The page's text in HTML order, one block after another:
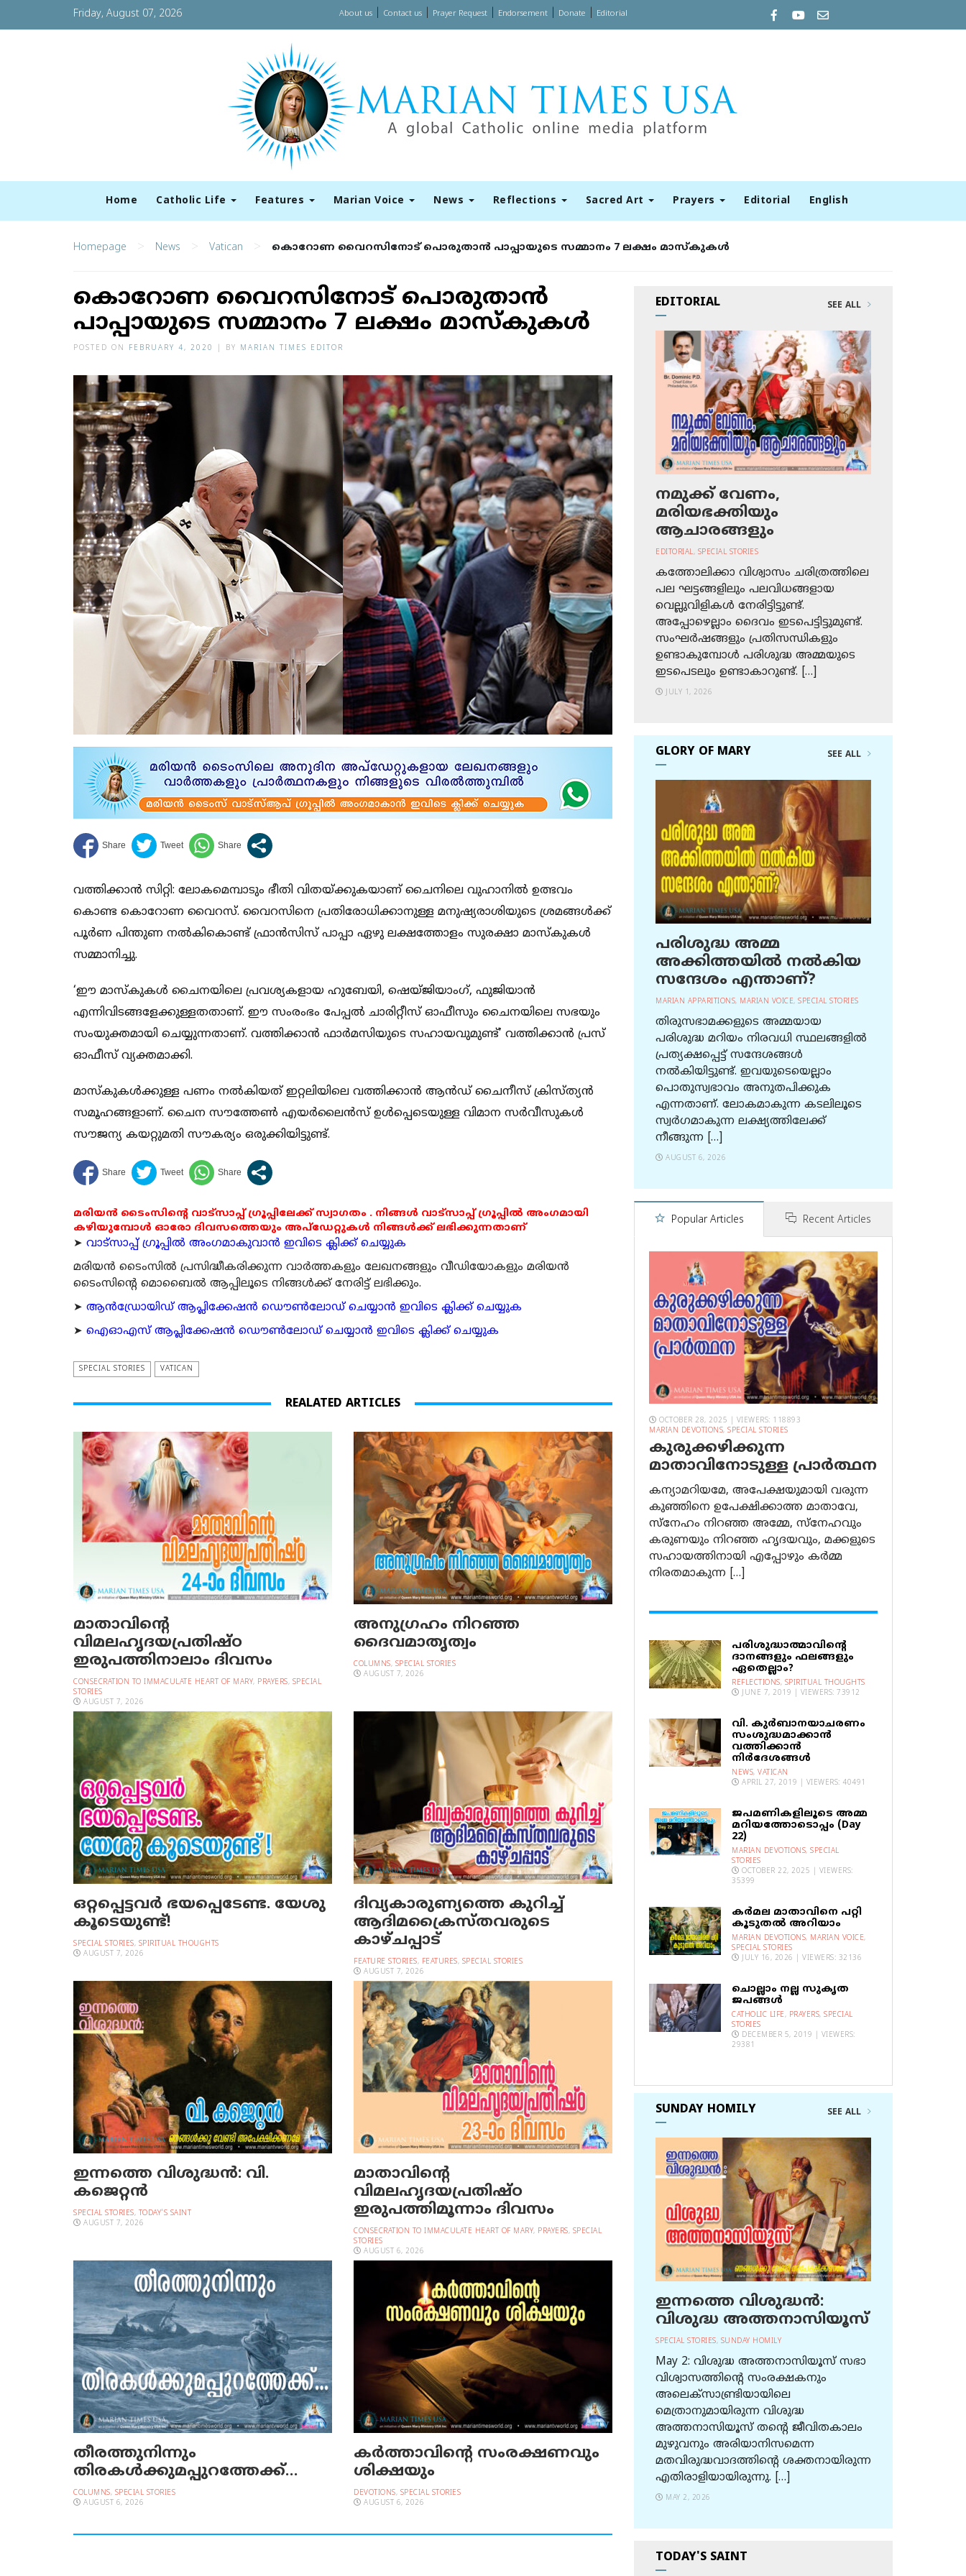
Friday, August 07, 2026 About us| Contact us| Prayer Request| Endorsement| Donate Editorial
Home Catholic Life Features Marian Voice News Reflections Sacred Art Prayers Editorial English
Homepage > News > Vatican > കൊറോണ വൈറസിനോട് പൊരുതാന്‍ പാപ്പായുടെ സമ്മാനം 7 ലക്ഷം മാസ്‌കുകള്‍
കൊറോണ വൈറസിനോട് പൊരുതാന്‍
പാപ്പായുടെ സമ്മാനം 7 ലക്ഷം മാസ്‌കുകള്‍
POSTED ON FEBRUARY 4, 2020 BY MARIAN TIMES EDITOR
വത്തിക്കാന്‍ സിറ്റി: ലോകമെമ്പാടും ഭീതി വിതയ്ക്കുകയാണ് ചൈനിലെ വുഹാനില്‍ ഉത്ഭവം
കൊണ്ട കൊറോണ വൈറസ്. വൈറസിനെ പ്രതിരോധിക്കാനുള്ള മനുഷ്യരാശിയുടെ ശ്രമങ്ങള്‍ക്ക്
പൂര്‍ണ പിന്തുണ നല്‍കികൊണ്ട് ഫ്രാന്‍സിസ് പാപ്പാ ഏഴു ലക്ഷത്തോളം സുരക്ഷാ മാസ്‌കുകള്‍
സമ്മാനിച്ചു.
‘ഈ മാസ്‌കുകള്‍ ചൈനയിലെ പ്രവശ്യകളായ ഹുബേയി, ഷെയ്ജിയാംഗ്, ഫുജിയാന്‍
എന്നിവിടങ്ങളേക്കുള്ളതതാണ്. ഈ സംരംഭം പേപ്പല്‍ ചാരിറ്റീസ് ഓഫീസും ചൈനയിലെ സഭയും
സംയുക്തമായി ചെയ്യുന്നതാണ്. വത്തിക്കാന്‍ ഫാര്‍മസിയുടെ സഹായവുമുണ്ട്’ വത്തിക്കാന്‍ പ്രസ്
ഓഫീസ് വ്യക്തമാക്കി.
മാസ്‌കുകള്‍ക്കുള്ള പണം നല്‍കിയത് ഇറ്റലിയിലെ വത്തിക്കാന്‍ ആന്‍ഡ് ചൈനീസ് ക്രിസ്ത്യന്‍
സമൂഹങ്ങളാണ്. ചൈന സൗത്തേണ്‍ എയര്‍ലൈന്‍സ് ഉള്‍പ്പെടെയുള്ള വിമാന സര്‍വീസുകള്‍
സൗജന്യ കയറ്റുമതി സൗകര്യം ഒരുക്കിയിട്ടുണ്ട്.
മരിയൻ ടൈംസിന്റെ വാട്സാപ്പ് ഗ്രൂപ്പിലേക്ക് സ്വാഗതം . നിങ്ങൾ വാട്സാപ്പ് ഗ്രൂപ്പിൽ അംഗമായി
കഴിയുമ്പോൾ ഓരോ ദിവസത്തെയും അപ്ഡേറ്റുകൾ നിങ്ങൾക്ക് ലഭിക്കുന്നതാണ്
➤ വാട്സാപ്പ് ഗ്രൂപ്പിൽ അംഗമാകുവാൻ ഇവിടെ ക്ലിക്ക് ചെയ്യുക
മരിയന്‍ ടൈംസില്‍ പ്രസിദ്ധീകരിക്കുന്ന വാര്‍ത്തകളും ലേഖനങ്ങളും വീഡിയോകളും മരിയന്‍
ടൈംസിന്റെ മൊബൈല്‍ ആപ്പിലൂടെ നിങ്ങള്‍ക്ക് നേരിട്ട് ലഭിക്കും.
➤ ആന്‍ഡ്രോയിഡ് ആപ്ലിക്കേഷന്‍ ഡൌണ്‍ലോഡ് ചെയ്യാന്‍ ഇവിടെ ക്ലിക്ക് ചെയ്യുക
➤ ഐഓഎസ് ആപ്ലിക്കേഷന്‍ ഡൌണ്‍ലോഡ് ചെയ്യാന്‍ ഇവിടെ ക്ലിക്ക് ചെയ്യുക
SPECIAL STORIES VATICAN
REALATED ARTICLES
മാതാവിന്റെ
വിമലഹൃദയപ്രതിഷ്ഠ
ഇരുപത്തിനാലാം ദിവസം
CONSECRATION TO IMMACULATE HEART OF MARY, PRAYERS, SPECIAL
STORIES
AUGUST 7, 2026
അനുഗ്രഹം നിറഞ്ഞ
ദൈവമാതൃത്വം
COLUMNS, SPECIAL STORIES
AUGUST 7, 2026
ഒറ്റപ്പെട്ടവര്‍ ഭയപ്പെടേണ്ട. യേശു
കൂടെയുണ്ട്!
SPECIAL STORIES, SPIRITUAL THOUGHTS
AUGUST 7, 2026
ദിവ്യകാരുണ്യത്തെ കുറിച്ച്
ആദിമക്രൈസ്തവരുടെ
കാഴ്ചപ്പാട്
FEATURE STORIES, FEATURES, SPECIAL STORIES
AUGUST 7, 2026
ഇന്നത്തെ വിശുദ്ധന്‍: വി.
കജെറ്റന്‍
SPECIAL STORIES, TODAY'S SAINT
AUGUST 7, 2026
മാതാവിന്റെ
വിമലഹൃദയപ്രതിഷ്ഠ
ഇരുപത്തിമൂന്നാം ദിവസം
CONSECRATION TO IMMACULATE HEART OF MARY, PRAYERS, SPECIAL
STORIES
AUGUST 6, 2026
തീരത്തുനിന്നും
തിരകള്‍ക്കുമപ്പുറത്തേക്ക്…
COLUMNS, SPECIAL STORIES
AUGUST 6, 2026
കർത്താവിന്റെ സംരക്ഷണവും
ശിക്ഷയും
DEVOTIONS, SPECIAL STORIES
AUGUST 6, 2026
EDITORIAL SEE ALL
നമുക്ക് വേണം,
മരിയഭക്തിയും
ആചാരങ്ങളും
EDITORIAL, SPECIAL STORIES
കത്തോലിക്കാ വിശ്വാസം ചരിത്രത്തിലെ
പല ഘട്ടങ്ങളിലും പലവിധങ്ങളായ
വെല്ലുവിളികള്‍ നേരിട്ടിട്ടുണ്ട്.
അപ്പോഴെല്ലാം ദൈവം ഇടപെട്ടിട്ടുമുണ്ട്.
സംഘര്‍ഷങ്ങളും പ്രതിസന്ധികളും
ഉണ്ടാകുമ്പോള്‍ പരിശുദ്ധ അമ്മയുടെ
ഇടപെടലും ഉണ്ടാകാറുണ്ട്. […]
JULY 1, 2026
GLORY OF MARY SEE ALL
പരിശുദ്ധ അമ്മ
അക്കിത്തയില്‍ നല്‍കിയ
സന്ദേശം എന്താണ്?
MARIAN APPARITIONS, MARIAN VOICE, SPECIAL STORIES
തിരുസഭാമക്കളുടെ അമ്മയായ
പരിശുദ്ധ മറിയം നിരവധി സ്ഥലങ്ങളിൽ
പ്രത്യക്ഷപ്പെട്ട് സന്ദേശങ്ങൾ
നൽകിയിട്ടുണ്ട്. ഇവയുടെയെല്ലാം
പൊതുസ്വഭാവം അനുതപിക്കുക
എന്നതാണ്. ലോകമാകുന്ന കടലിലൂടെ
സ്വർഗമാകുന്ന ലക്ഷ്യത്തിലേക്ക്
നീങ്ങുന്ന […]
AUGUST 6, 2026
Popular Articles Recent Articles
OCTOBER 28, 2025 | VIEWERS: 118893
MARIAN DEVOTIONS, SPECIAL STORIES
കുരുക്കഴിക്കുന്ന
മാതാവിനോടുള്ള പ്രാര്‍ത്ഥന
കന്യാമറിയമേ, അപേക്ഷയുമായി വരുന്ന
കുഞ്ഞിനെ ഉപേക്ഷിക്കാത്ത മാതാവേ,
സ്നേഹം നിറഞ്ഞ അമ്മേ, സ്നേഹവും
കരുണയും നിറഞ്ഞ ഹൃദയവും, മക്കളുടെ
സഹായത്തിനായി എപ്പോഴും കർമ്മ
നിരതമാകുന്ന […]
പരിശുദ്ധാത്മാവിന്റെ
ദാനങ്ങളും ഫലങ്ങളും
ഏതെല്ലാം?
REFLECTIONS, SPIRITUAL THOUGHTS
JUNE 7, 2019 | VIEWERS: 73912
വി. കുര്‍ബാനയാചരണം
സംശുദ്ധമാക്കാന്‍
വത്തിക്കാന്‍
നിര്‍ദേശങ്ങള്‍
NEWS, VATICAN
APRIL 27, 2019 | VIEWERS: 40491
ജപമണികളിലൂടെ അമ്മ
മറിയത്തോടൊപ്പം (Day
22)
MARIAN DEVOTIONS, SPECIAL
STORIES
OCTOBER 22, 2025 | VIEWERS:
35399
കര്‍മല മാതാവിനെ പറ്റി
കൂടുതല്‍ അറിയാം
MARIAN DEVOTIONS, MARIAN VOICE,
SPECIAL STORIES
JULY 16, 2026 | VIEWERS: 32136
ചൊല്ലാം നല്ല സുകൃത
ജപങ്ങൾ
CATHOLIC LIFE, PRAYERS, SPECIAL
STORIES
DECEMBER 5, 2019 | VIEWERS:
29381
SUNDAY HOMILY SEE ALL
ഇന്നത്തെ വിശുദ്ധന്‍:
വിശുദ്ധ അത്തനാസിയൂസ്
SPECIAL STORIES, SUNDAY HOMILY
May 2: വിശുദ്ധ അത്തനാസിയൂസ് സഭാ
വിശ്വാസത്തിന്റെ സംരക്ഷകനും
അലെക്സാണ്ട്രിയായിലെ
മെത്രാനുമായിരുന്ന വിശുദ്ധ
അത്തനാസിയൂസ് തന്റെ ജീവിതകാലം
മുഴുവനും അരിയാനിസമെന്ന
മതവിരുദ്ധവാദത്തിന്റെ ശക്തനായിരുന്ന
എതിരാളിയായിരുന്നു. […]
MAY 2, 2026
TODAY'S SAINT